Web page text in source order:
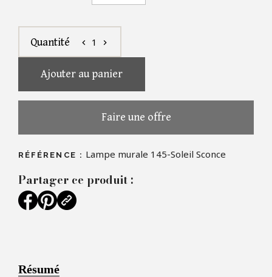
Quantité chevron_left 1 chevron_right
Ajouter au panier
Faire une offre
RÉFÉRENCE : Lampe murale 145-Soleil Sconce
Partager ce produit :
Résumé